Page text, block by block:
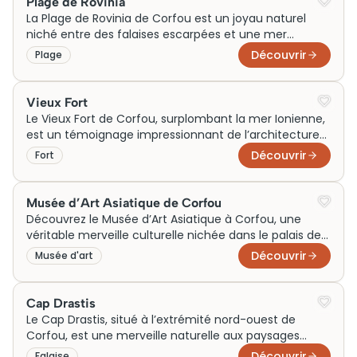
de nombreux visiteurs. Les billets pour une visite
permettent d’explorer ses ruines bien conservées et
d’apprécier son importance culturelle en tant que
symbole de résilience insulaire.
La Plage de Rovinia de Corfou est un joyau naturel
niché entre des falaises escarpées et une mer
cristalline. Ancien refuge pour les pêcheurs locaux, elle
attire aujourd’hui les visiteurs du monde entier. Les
excursions guidées permettent d’explorer cette plage
souvent accessible uniquement par bateau. Malgré
son éloignement, Rovinia est devenue une attraction
touristique majeure, souvent incluse dans les circuits
vendus avec des billets combinés pour découvrir
Corfou.
Plage Découvrir
Vieux Fort
Le Vieux Fort de Corfou, surplombant la mer Ionienne,
est un témoignage impressionnant de l’architecture
vénitienne. Construit au 15ème siècle, il servait à
protéger l’île des invasions. Aujourd’hui, ce site
historique attire de nombreux visiteurs grâce à ses
vues panoramiques et expositions culturelles. Les
billets pour la visite permettent d’explorer ses tunnels
et bastions. Sa popularité actuelle témoigne de son
rôle incontournable dans le patrimoine de Corfou.
Fort Découvrir
Musée d’Art Asiatique de Corfou
Découvrez le Musée d’Art Asiatique à Corfou, une
véritable merveille culturelle nichée dans le palais de
Saint-Michel et Saint-Georges. Initialement résidence
des hauts-commissaires britanniques, ce chef-
d’œuvre architectural abrite aujourd’hui une
impressionnante collection d’art asiatique. Attirant
des visiteurs du monde entier, il incarne un pont entre
cultures anciennes et nouvelles. Planifiez votre visite
avec des billets en avance pour explorer ses trésors
Musée d'art Découvrir
Cap Drastis
Le Cap Drastis, situé à l’extrémité nord-ouest de
Corfou, est une merveille naturelle aux paysages
époustouflants. Historiquement préservée, cette